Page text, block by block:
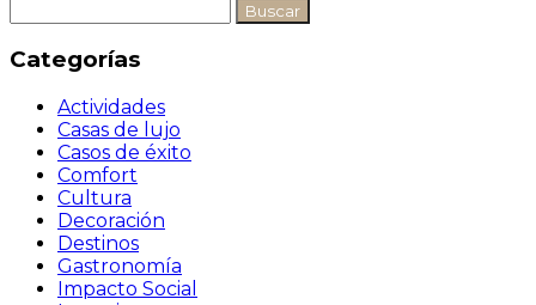
Categorías
Actividades
Casas de lujo
Casos de éxito
Comfort
Cultura
Decoración
Destinos
Gastronomía
Impacto Social